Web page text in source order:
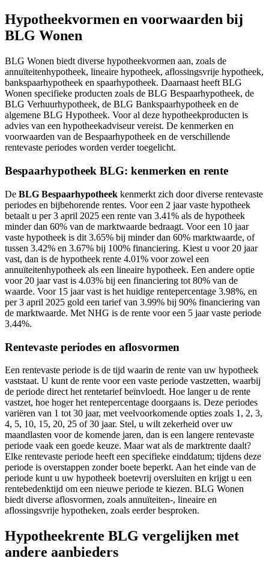
Hypotheekvormen en voorwaarden bij
BLG Wonen
BLG Wonen biedt diverse hypotheekvormen aan, zoals de
annuïteitenhypotheek, lineaire hypotheek, aflossingsvrije hypotheek,
bankspaarhypotheek en spaarhypotheek. Daarnaast heeft BLG
Wonen specifieke producten zoals de BLG Bespaarhypotheek, de
BLG Verhuurhypotheek, de BLG Bankspaarhypotheek en de
algemene BLG Hypotheek. Voor al deze hypotheekproducten is
advies van een hypotheekadviseur vereist. De kenmerken en
voorwaarden van de Bespaarhypotheek en de verschillende
rentevaste periodes worden verder toegelicht.
Bespaarhypotheek BLG: kenmerken en rente
De BLG Bespaarhypotheek kenmerkt zich door diverse rentevaste
periodes en bijbehorende rentes. Voor een 2 jaar vaste hypotheek
betaalt u per 3 april 2025 een rente van 3.41% als de hypotheek
minder dan 60% van de marktwaarde bedraagt. Voor een 10 jaar
vaste hypotheek is dit 3.65% bij minder dan 60% marktwaarde, of
tussen 3.42% en 3.67% bij 100% financiering. Kiest u voor 20 jaar
vast, dan is de hypotheek rente 4.01% voor zowel een
annuïteitenhypotheek als een lineaire hypotheek. Een andere optie
voor 20 jaar vast is 4.03% bij een financiering tot 80% van de
waarde. Voor 15 jaar vast is het huidige rentepercentage 3.98%, en
per 3 april 2025 gold een tarief van 3.99% bij 90% financiering van
de marktwaarde. Met NHG is de rente voor een 5 jaar vaste periode
3.44%.
Rentevaste periodes en aflosvormen
Een rentevaste periode is de tijd waarin de rente van uw hypotheek
vaststaat. U kunt de rente voor een vaste periode vastzetten, waarbij
de periode direct het rentetarief beïnvloedt. Hoe langer u de rente
vastzet, hoe hoger het rentepercentage doorgaans is. Deze periodes
variëren van 1 tot 30 jaar, met veelvoorkomende opties zoals 1, 2, 3,
4, 5, 10, 15, 20, 25 of 30 jaar. Stel, u wilt zekerheid over uw
maandlasten voor de komende jaren, dan is een langere rentevaste
periode vaak een goede keuze. Maar wat als de marktrente daalt?
Elke rentevaste periode heeft een specifieke einddatum; tijdens deze
periode is overstappen zonder boete beperkt. Aan het einde van de
periode kunt u uw hypotheek boetevrij oversluiten en krijgt u een
rentebedenktijd om een nieuwe periode te kiezen. BLG Wonen
biedt diverse aflosvormen, zoals annuïteiten-, lineaire en
aflossingsvrije hypotheken, zoals eerder besproken.
Hypotheekrente BLG vergelijken met
andere aanbieders